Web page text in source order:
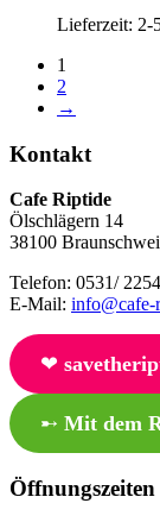
Lieferzeit: 2-
1
2
→
Kontakt
Cafe Riptide
Ölschlägern 14
38100
Telefon: 0531/
E-Mail: info@cafe-
❤︎
➸ Mit dem
Öffnungszeiten